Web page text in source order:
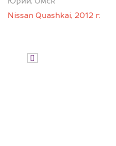
Nissan Quashkai, 2012 г.